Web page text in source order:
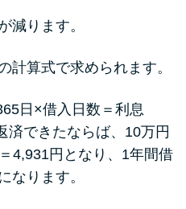
減ります。
計算式で求められます。
日×借入日数＝利息
済できたならば、10万円
4,931円となり、1年間借
なります。